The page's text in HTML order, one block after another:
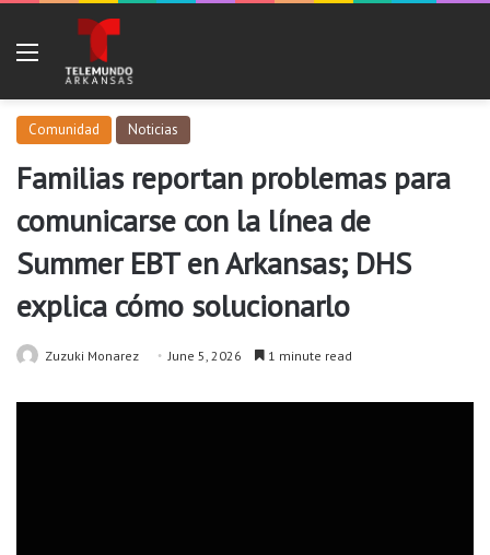
Comunidad Noticias
Familias reportan problemas para
comunicarse con la línea de
Summer EBT en Arkansas; DHS
explica cómo solucionarlo
Zuzuki Monarez June 5, 2026 1 minute read